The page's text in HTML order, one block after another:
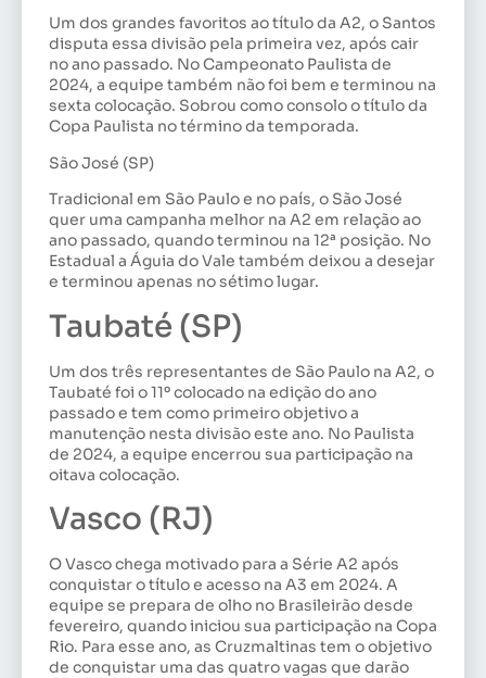
Um dos grandes favoritos ao título da A2, o Santos
disputa essa divisão pela primeira vez, após cair
no ano passado. No Campeonato Paulista de
2024, a equipe também não foi bem e terminou na
sexta colocação. Sobrou como consolo o título da
Copa Paulista no término da temporada.
São José (SP)
Tradicional em São Paulo e no país, o São José
quer uma campanha melhor na A2 em relação ao
ano passado, quando terminou na 12ª posição. No
Estadual a Águia do Vale também deixou a desejar
e terminou apenas no sétimo lugar.
Taubaté (SP)
Um dos três representantes de São Paulo na A2, o
Taubaté foi o 11º colocado na edição do ano
passado e tem como primeiro objetivo a
manutenção nesta divisão este ano. No Paulista
de 2024, a equipe encerrou sua participação na
oitava colocação.
Vasco (RJ)
O Vasco chega motivado para a Série A2 após
conquistar o título e acesso na A3 em 2024. A
equipe se prepara de olho no Brasileirão desde
fevereiro, quando iniciou sua participação na Copa
Rio. Para esse ano, as Cruzmaltinas tem o objetivo
de conquistar uma das quatro vagas que darão